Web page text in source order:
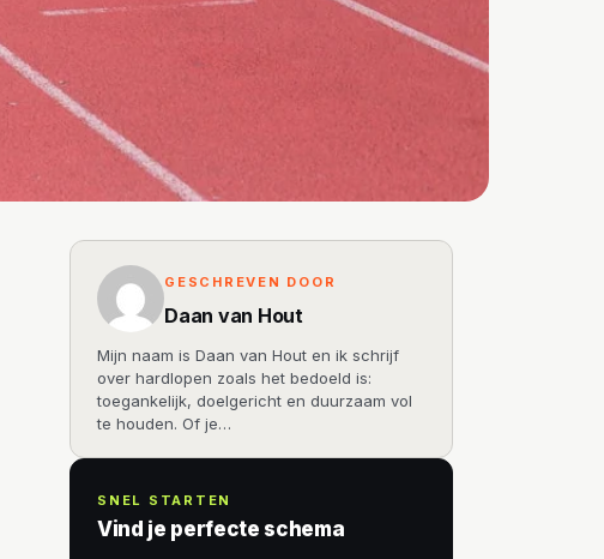
GESCHREVEN DOOR
Daan van Hout
Mijn naam is Daan van Hout en ik schrijf
over hardlopen zoals het bedoeld is:
toegankelijk, doelgericht en duurzaam vol
te houden. Of je…
SNEL STARTEN
Vind je perfecte schema